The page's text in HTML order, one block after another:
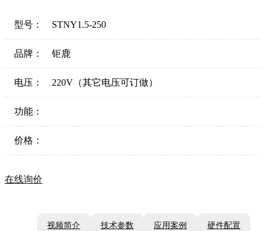
型号： STNY1.5-250
品牌： 钜鹿
电压： 220V（其它电压可订做）
功能：
价格：
在线询价
视频简介 技术参数 应用案例 硬件配置